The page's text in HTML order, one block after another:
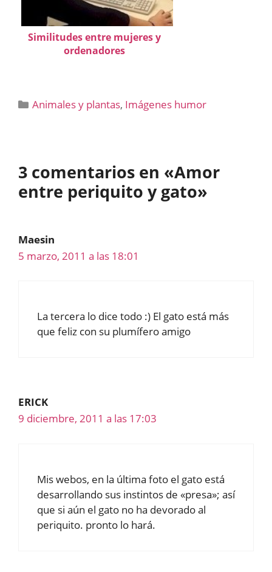
Similitudes entre mujeres y
ordenadores
Categorías
Animales y plantas, Imágenes humor
3 comentarios en «Amor
entre periquito y gato»
Maesin
5 marzo, 2011 a las 18:01
La tercera lo dice todo :) El gato está más
que feliz con su plumífero amigo
ERICK
9 diciembre, 2011 a las 17:03
Mis webos, en la última foto el gato está
desarrollando sus instintos de «presa»; así
que si aún el gato no ha devorado al
periquito. pronto lo hará.